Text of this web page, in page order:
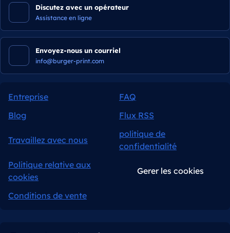
Discutez avec un opérateur
Assistance en ligne
Envoyez-nous un courriel
info@burger-print.com
Entreprise
FAQ
Blog
Flux RSS
Travaillez avec nous
politique de
confidentialité
Politique relative aux
cookies
Gerer les cookies
Conditions de vente